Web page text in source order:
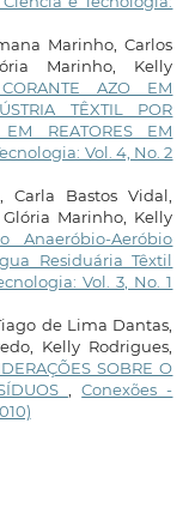
Marinho, Carlos
Marinho, Kelly
AZO EM
TÊXTIL POR
REATORES EM
Vol. 4, No. 2
Carla Bastos Vidal,
Glória Marinho, Kelly
Anaeróbio-Aeróbio
Residuária Têxtil
Vol. 3, No. 1
de Lima Dantas,
Kelly Rodrigues,
SOBRE O
,Conexões -